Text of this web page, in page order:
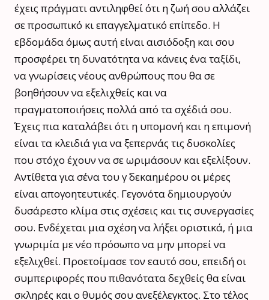
έχεις πράγματι αντιληφθεί ότι η ζωή σου αλλάζει
σε προσωπικό κι επαγγελματικό επίπεδο. Η
εβδομάδα όμως αυτή είναι αισιόδοξη και σου
προσφέρει τη δυνατότητα να κάνεις ένα ταξίδι,
να γνωρίσεις νέους ανθρώπους που θα σε
βοηθήσουν να εξελιχθείς και να
πραγματοποιήσεις πολλά από τα σχέδιά σου.
Έχεις πια καταλάβει ότι η υπομονή και η επιμονή
είναι τα κλειδιά για να ξεπερνάς τις δυσκολίες
που στόχο έχουν να σε ωριμάσουν και εξελίξουν.
Αντίθετα για σένα του γ΄ δεκαημέρου οι μέρες
είναι απογοητευτικές. Γεγονότα δημιουργούν
δυσάρεστο κλίμα στις σχέσεις και τις συνεργασίες
σου. Ενδέχεται μια σχέση να λήξει οριστικά, ή μια
γνωριμία με νέο πρόσωπο να μην μπορεί να
εξελιχθεί. Προετοίμασε τον εαυτό σου, επειδή οι
συμπεριφορές που πιθανότατα δεχθείς θα είναι
σκληρές και ο θυμός σου ανεξέλεγκτος. Στο τέλος